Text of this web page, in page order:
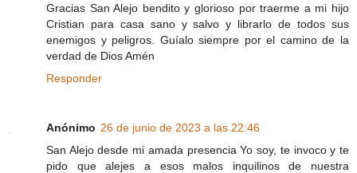
Gracias San Alejo bendito y glorioso por traerme a mi hijo
Cristian para casa sano y salvo y librarlo de todos sus
enemigos y peligros. Guíalo siempre por el camino de la
verdad de Dios Amén
Responder
Anónimo 26 de junio de 2023 a las 22:46
San Alejo desde mi amada presencia Yo soy, te invoco y te
pido que alejes a esos malos inquilinos de nuestra